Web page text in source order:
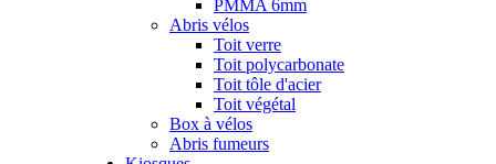
PMMA 6mm
Abris vélos
Toit verre
Toit polycarbonate
Toit tôle d'acier
Toit végétal
Box à vélos
Abris fumeurs